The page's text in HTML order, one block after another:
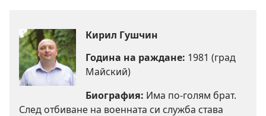
Кирил Гушчин
Година на раждане: 1981 (град
Майский)
Биография: Има по-голям брат.
След отбиване на военната си служба става